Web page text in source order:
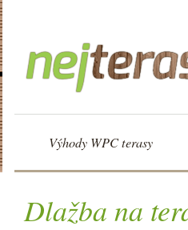
Výhody WPC terasy
Dlažba na